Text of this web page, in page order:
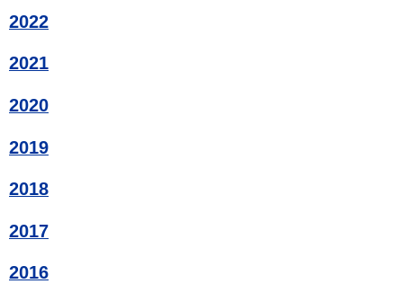
2022
2021
2020
2019
2018
2017
2016